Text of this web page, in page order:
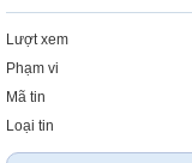
Lượt xem
Phạm vi
Mã tin
Loại tin